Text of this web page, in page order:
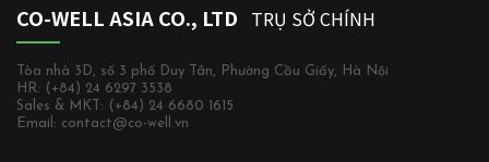
CO-WELL ASIA CO., LTD TRỤ SỞ CHÍNH
Tòa nhà 3D, số 3 phố Duy Tân, Phường Cầu Giấy, Hà Nội
HR: (+84) 24 6297 3538
Sales & MKT: (+84) 24 6680 1615
Email: contact@co-well.vn